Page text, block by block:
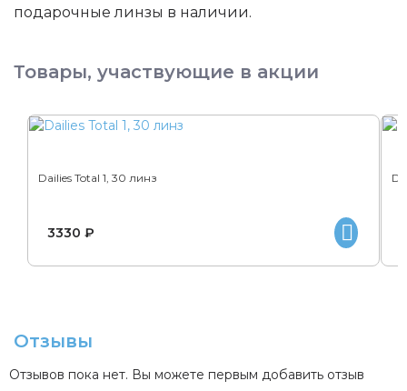
подарочные линзы в наличии.
Товары, участвующие в акции
Dailies Total 1, 30 линз
3330 ₽
Отзывы
Отзывов пока нет. Вы можете первым добавить отзыв